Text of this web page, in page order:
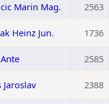
Marin Mag. 2563
Heinz Jun. 1736
2585
Jaroslav 2388